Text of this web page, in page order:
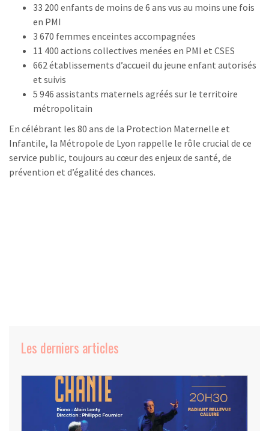
33 200 enfants de moins de 6 ans vus au moins une fois
en PMI
3 670 femmes enceintes accompagnées
11 400 actions collectives menées en PMI et CSES
662 établissements d’accueil du jeune enfant autorisés
et suivis
5 946 assistants maternels agréés sur le territoire
métropolitain
En célébrant les 80 ans de la Protection Maternelle et
Infantile, la Métropole de Lyon rappelle le rôle crucial de ce
service public, toujours au cœur des enjeux de santé, de
prévention et d’égalité des chances.
Les derniers articles